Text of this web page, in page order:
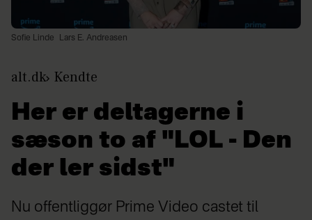
Sofie Linde Lars E. Andreasen
alt.dk Kendte
Her er deltagerne i
sæson to af "LOL - Den
der ler sidst"
Nu offentliggør Prime Video castet til